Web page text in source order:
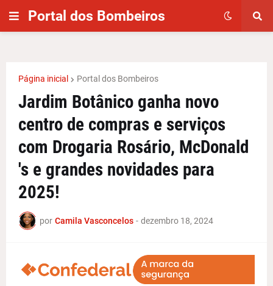
Portal dos Bombeiros
Página inicial Portal dos Bombeiros
Jardim Botânico ganha novo
centro de compras e serviços
com Drogaria Rosário, McDonald
's e grandes novidades para
2025!
por Camila Vasconcelos - dezembro 18, 2024